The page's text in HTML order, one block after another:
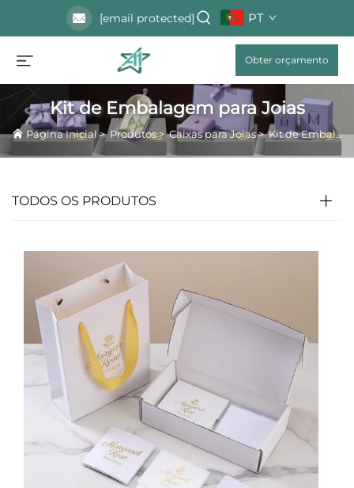
[email protected] PT
Obter orçamento
Kit de Embalagem para Joias
Página Inicial>Produtos>Caixas para Joias>Kit de Embalagem para Joias
TODOS OS PRODUTOS